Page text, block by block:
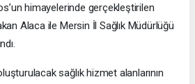
himayelerinde gerçekleştirilen
Alaca ile Mersin İl Sağlık Müdürlüğü
sağlık hizmet alanlarının